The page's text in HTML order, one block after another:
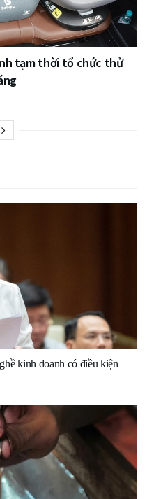
tạm thời tổ chức thử
kinh doanh có điều kiện